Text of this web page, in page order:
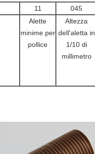
11 045
Alette
minime per
pollice
Altezza
dell'aletta in
1/10 di
millimetro